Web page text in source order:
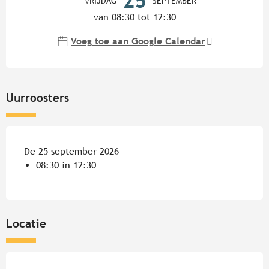
van 08:30 tot 12:30
Voeg toe aan Google Calendar
Uurroosters
De 25 september 2026
08:30 in 12:30
Locatie